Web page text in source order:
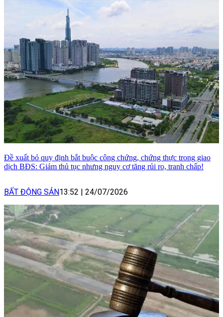
Đề xuất bỏ quy định bắt buộc công chứng, chứng thực trong giao
dịch BĐS: Giảm thủ tục nhưng nguy cơ tăng rủi ro, tranh chấp!
BẤT ĐỘNG SẢN13:52 | 24/07/2026